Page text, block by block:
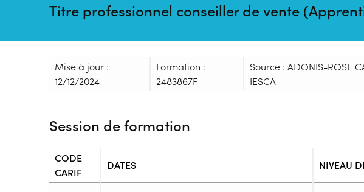
Titre professionnel conseiller de vente
Mise à jour :
12/12/2024
Formation :
2483867F
Source : ADONIS-ROSE
IESCA
Session de formation
CODE
CARIF
DATES NIVEAU